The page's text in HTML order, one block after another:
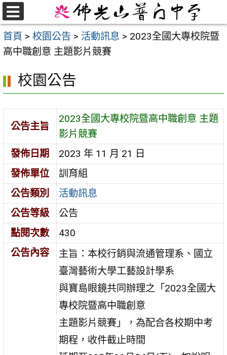
跳
至
主
要
首頁 > 校園公告 > 活動訊息 > 2023全國大專校院暨
高中職創意 主題影片競賽
校園公告
公告主旨
2023全國大專校院暨高中職創意 主題
影片競賽
發佈日期
2023 年 11 月 21 日
發佈單位
訓育組
公告類別
活動訊息
公告等級
公告
點閱次數
430
公告內容
主旨：本校行銷與流通管理系、國立
臺灣藝術大學工藝設計學系
與寶島眼鏡共同辦理之「2023全國大
專校院暨高中職創意
主題影片競賽」，為配合各校期中考
期程，收件截止時間
選
單